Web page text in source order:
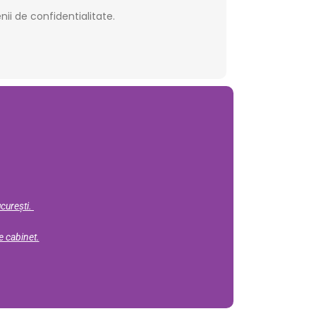
de confidentialitate.
cabinet.